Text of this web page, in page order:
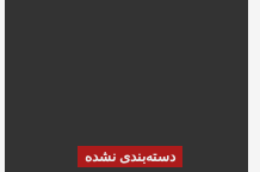
دسته‌بندی نشده